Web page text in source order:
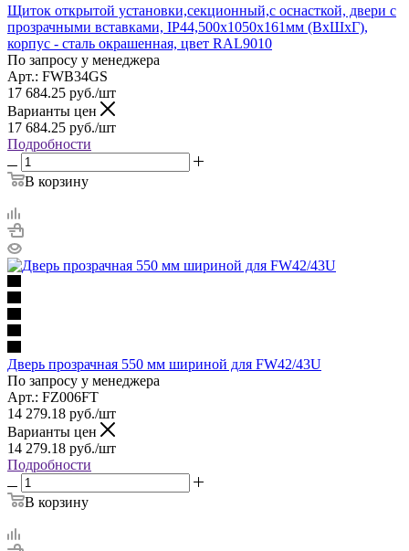
Щиток открытой установки,секционный,с оснасткой, двери с
прозрачными вставками, IP44,500x1050x161мм (ВхШхГ),
корпус - сталь окрашенная, цвет RAL9010
По запросу у менеджера
Арт.: FWB34GS
17 684.25 руб./шт
Варианты цен
17 684.25 руб./шт
Подробности
В корзину
Дверь прозрачная 550 мм шириной для FW42/43U
По запросу у менеджера
Арт.: FZ006FT
14 279.18 руб./шт
Варианты цен
14 279.18 руб./шт
Подробности
В корзину